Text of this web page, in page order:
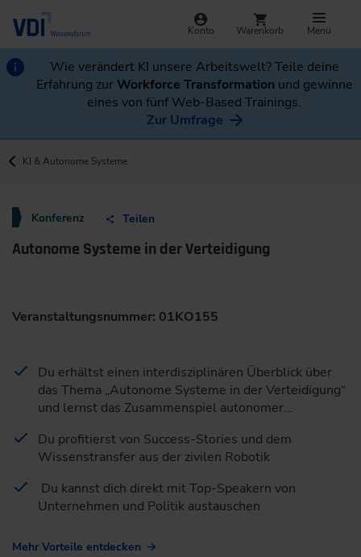
Konto Warenkorb Menü
Wie verändert KI unsere Arbeitswelt? Teile deine
Erfahrung zurWorkforce Transformation und gewinne
eines von fünf Web-Based Trainings.
Zur Umfrage
KI & Autonome Systeme
Konferenz Teilen
Autonome Systeme in der Verteidigung
Veranstaltungsnummer: 01KO155
Du erhältst einen interdisziplinären Überblick über
das Thema „Autonome Systeme in der Verteidigung“
und lernst das Zusammenspiel autonomer…
Du profitierst von Success-Stories und dem
Wissenstransfer aus der zivilen Robotik
Du kannst dich direkt mit Top-Speakern von
Unternehmen und Politik austauschen
Mehr Vorteile entdecken